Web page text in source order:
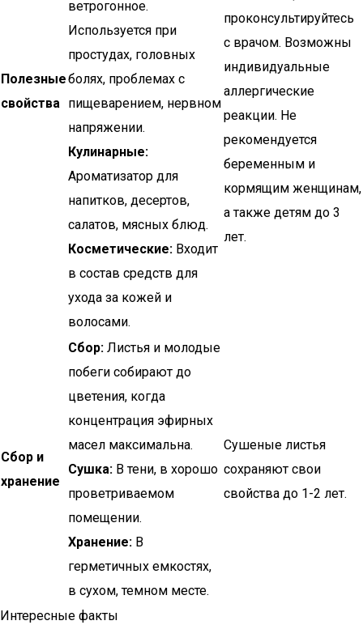
Полезные
свойства
ветрогонное.
Используется при
простудах, головных
болях, проблемах с
пищеварением, нервном
напряжении.
Кулинарные:
Ароматизатор для
напитков, десертов,
салатов, мясных блюд.
Косметические: Входит
в состав средств для
ухода за кожей и
волосами.
проконсультируйтесь
с врачом. Возможны
индивидуальные
аллергические
реакции. Не
рекомендуется
беременным и
кормящим женщинам,
а также детям до 3
лет.
Сбор и
хранение
Сбор: Листья и молодые
побеги собирают до
цветения, когда
концентрация эфирных
масел максимальна.
Сушка: В тени, в хорошо
проветриваемом
помещении.
Хранение: В
герметичных емкостях,
в сухом, темном месте.
Сушеные листья
сохраняют свои
свойства до 1-2 лет.
Интересные факты